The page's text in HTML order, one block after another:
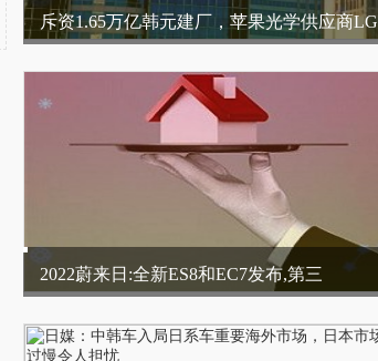
斥资1.65万亿韩元建厂，苹果光学供应商LG
2022蔚来日:全新ES8和EC7发布,第三